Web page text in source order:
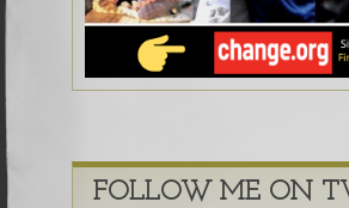
FOLLOW ME ON